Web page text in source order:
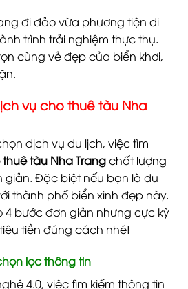
đi đảo vừa phương tiện di
trình trải nghiệm thực thụ.
cùng vẻ đẹp của biển khơi,
vụ cho thuê tàu Nha
dịch vụ du lịch, việc tìm
tàu Nha Trangchất lượng
giản. Đặc biệt nếu bạn là du
thành phố biển xinh đẹp này.
4 bước đơn giản nhưng cực kỳ
tiền đúng cách nhé!
lọc thông tin
4.0, việc tìm kiếm thông tin